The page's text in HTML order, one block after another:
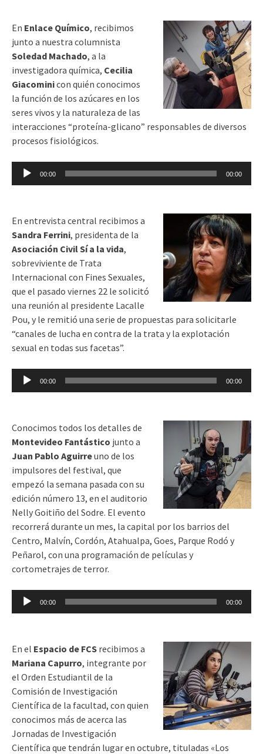
En Enlace Químico, recibimos
junto a nuestra columnista
Soledad Machado, a la
investigadora química, Cecilia
Giacominicon quién conocimos
la función de los azúcares en los
seres vivos y la naturaleza de las
interacciones “proteína-glicano” responsables de diversos
procesos fisiológicos.
Reproductor
00:00 00:00
En entrevista central recibimos a
Sandra Ferrini, presidenta de la
Asociación Civil Sí a la vida,
sobreviviente de Trata
Internacional con Fines Sexuales,
que el pasado viernes 22 le solicitó
una reunión al presidente Lacalle
Pou, y le remitió una serie de propuestas para solicitarle
“canales de lucha en contra de la trata y la explotación
sexual en todas sus facetas”.
Reproductor
00:00 00:00
Conocimos todos los detalles de
Montevideo Fantástico junto a
Juan Pablo Aguirreuno de los
impulsores del festival, que
empezó la semana pasada con su
edición número 13, en el auditorio
Nelly Goitiño del Sodre. El evento
recorrerá durante un mes, la capital por los barrios del
Centro, Malvín, Cordón, Atahualpa, Goes, Parque Rodó y
Peñarol, con una programación de películas y
cortometrajes de terror.
Reproductor
00:00 00:00
En el Espacio de FCS recibimos a
Mariana Capurro, integrante por
el Orden Estudiantil de la
Comisión de Investigación
Científica de la facultad, con quien
conocimos más de acerca las
Jornadas de Investigación
Científica que tendrán lugar en octubre, tituladas «Los